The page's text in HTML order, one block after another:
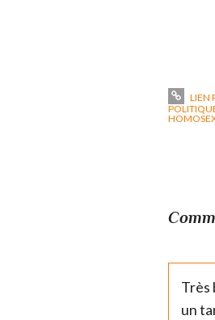
LIEN
Très
un